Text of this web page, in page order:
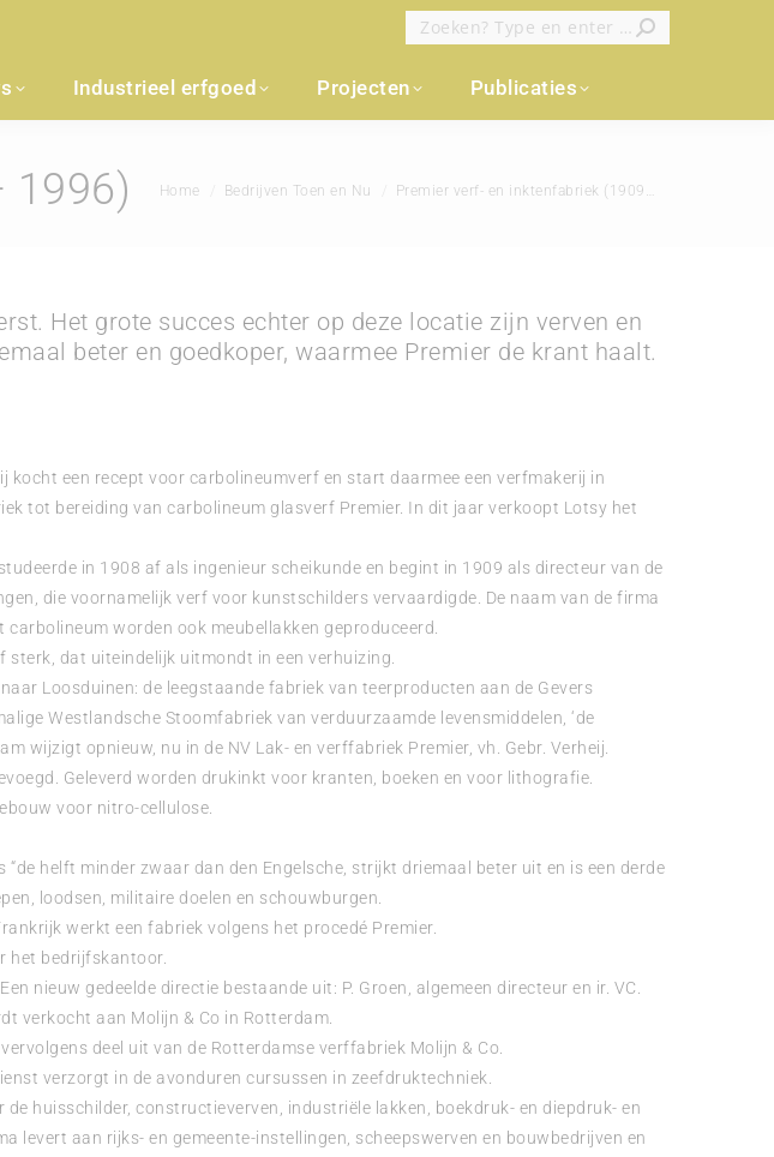
Zoeken:
Industrieel erfgoed Projecten Publicaties
1996) Je bent hier:
Home Bedrijven Toen en Nu Premier verf- en inktenfabriek (1909…
Het grote succes echter op deze locatie zijn verven en
beter en goedkoper, waarmee Premier de krant haalt.
kocht een recept voor carbolineumverf en start daarmee een verfmakerij in
tot bereiding van carbolineum glasverf Premier. In dit jaar verkoopt Lotsy het
in 1908 af als ingenieur scheikunde en begint in 1909 als directeur van de
die voornamelijk verf voor kunstschilders vervaardigde. De naam van de firma
worden ook meubellakken geproduceerd.
dat uiteindelijk uitmondt in een verhuizing.
Loosduinen: de leegstaande fabriek van teerproducten aan de Gevers
Westlandsche Stoomfabriek van verduurzaamde levensmiddelen, ‘de
wijzigt opnieuw, nu in de NV Lak- en verffabriek Premier, vh. Gebr. Verheij.
Geleverd worden drukinkt voor kranten, boeken en voor lithografie.
voor nitro-cellulose.
helft minder zwaar dan den Engelsche, strijkt driemaal beter uit en is een derde
loodsen, militaire doelen en schouwburgen.
werkt een fabriek volgens het procedé Premier.
het bedrijfskantoor.
nieuw gedeelde directie bestaande uit: P. Groen, algemeen directeur en ir. VC.
verkocht aan Molijn & Co in Rotterdam.
deel uit van de Rotterdamse verffabriek Molijn & Co.
verzorgt in de avonduren cursussen in zeefdruktechniek.
huisschilder, constructieverven, industriële lakken, boekdruk- en diepdruk- en
levert aan rijks- en gemeente-instellingen, scheepswerven en bouwbedrijven en